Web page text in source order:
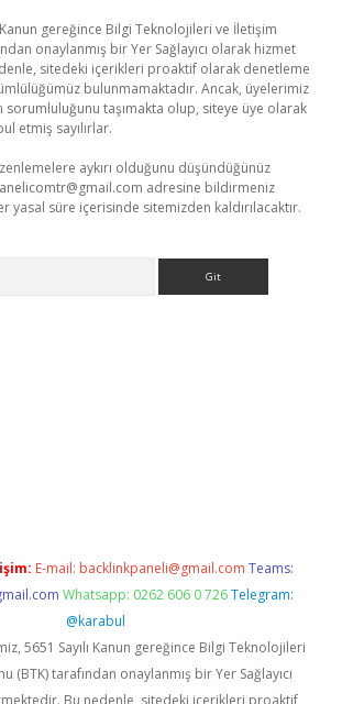
Kanun gereğince Bilgi Teknolojileri ve İletişim
onaylanmış bir Yer Sağlayıcı olarak hizmet
sitedeki içerikleri proaktif olarak denetleme
bulunmamaktadır. Ancak, üyelerimiz
sorumluluğunu taşımakta olup, siteye üye olarak
etmiş sayılırlar.
aykırı olduğunu düşündüğünüz
adresine bildirmeniz
yasal süre içerisinde sitemizden kaldırılacaktır.
E-mail: backlinkpaneli@gmail.com Teams:
Whatsapp: 0262 606 0 726 Telegram:
@karabul
5651 Sayılı Kanun gereğince Bilgi Teknolojileri
(BTK) tarafından onaylanmış bir Yer Sağlayıcı
Bu nedenle, sitedeki içerikleri proaktif